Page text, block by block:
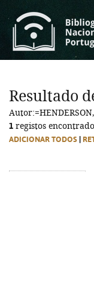
Resultado
1 registos
ADICIONAR TODOS